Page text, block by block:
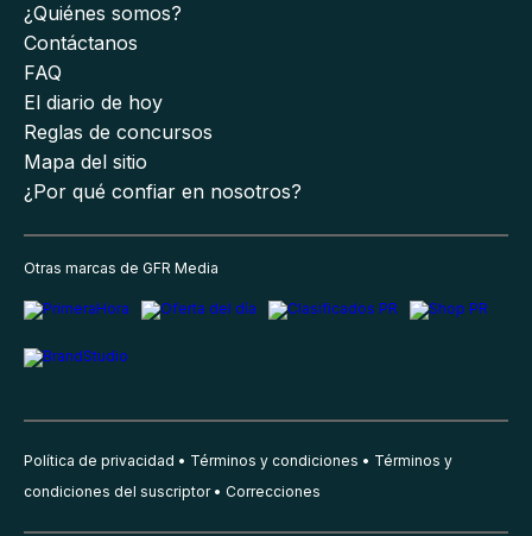
¿Quiénes somos?
Contáctanos
FAQ
El diario de hoy
Reglas de concursos
Mapa del sitio
¿Por qué confiar en nosotros?
Otras marcas de GFR Media
Política de privacidad Términos y condiciones
Términos y
condiciones del suscriptor
Correcciones